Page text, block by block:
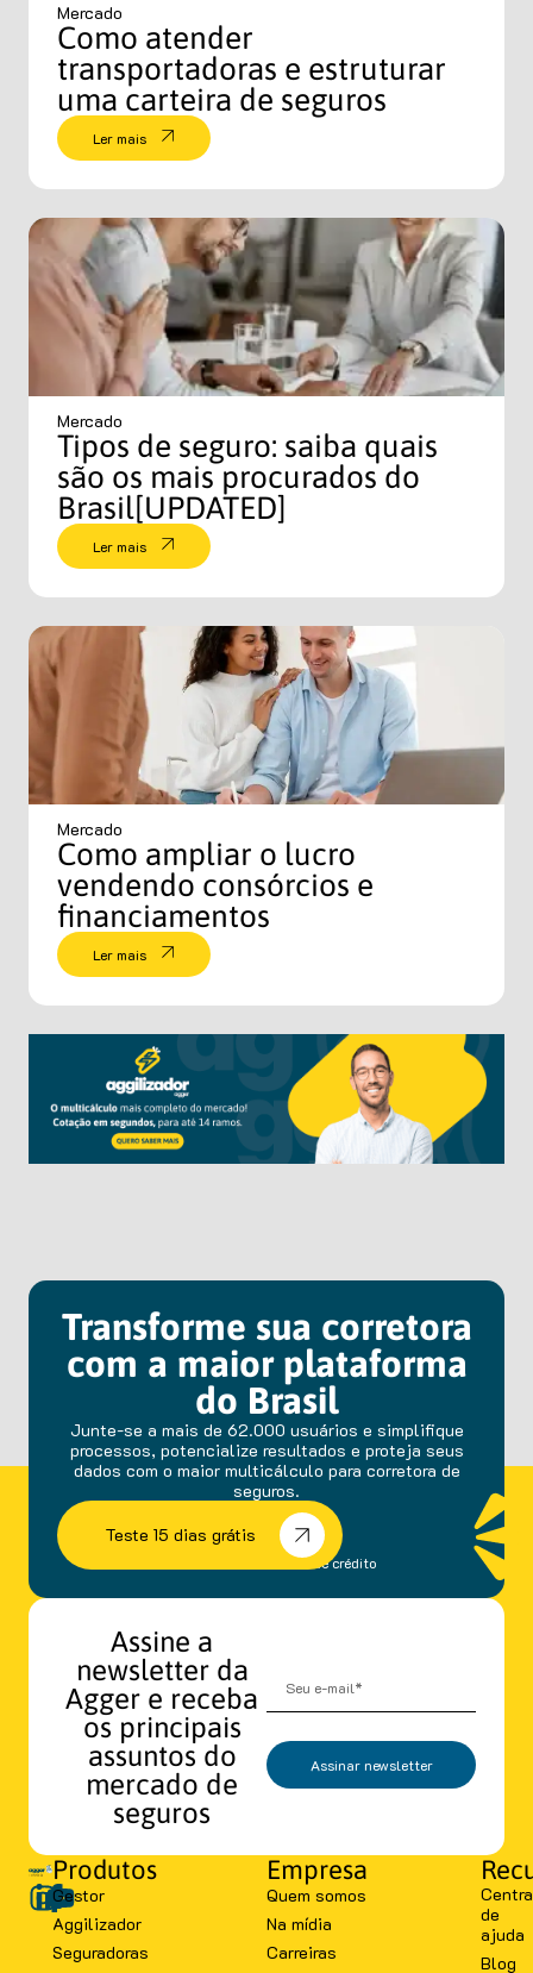
Mercado
Como atender
transportadoras e estruturar
uma carteira de seguros
Ler mais
Mercado
Tipos de seguro: saiba quais
são os mais procurados do
Brasil[UPDATED]
Ler mais
Mercado
Como ampliar o lucro
vendendo consórcios e
financiamentos
Ler mais
Transforme sua corretora
com a maior plataforma
do Brasil
Junte-se a mais de 62.000 usuários e simplifique
processos, potencialize resultados e proteja seus
dados com o maior multicálculo para corretora de
seguros.
Teste 15 dias grátis
sem fidelidade e cartão de crédito
Assine a
newsletter da
Agger e receba
os principais
assuntos do
mercado de
seguros
Assinar newsletter
Produtos
Gestor
Aggilizador
Seguradoras
Empresa
Quem somos
Na mídia
Carreiras
de
ajuda
Blog